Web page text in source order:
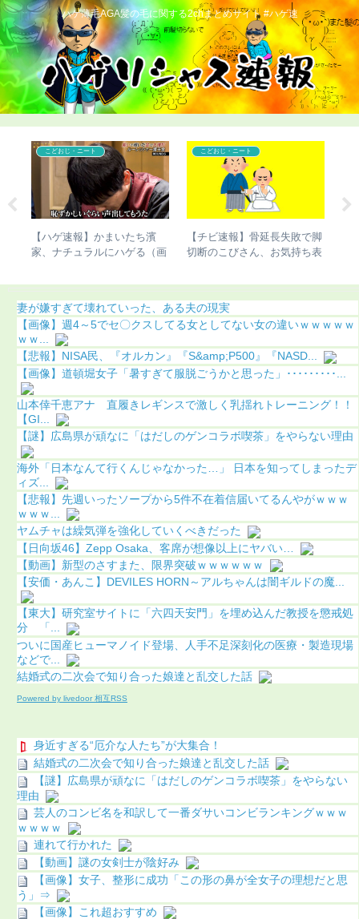
ハゲ薄毛AGA髪の毛に関する2chまとめサイト #ハゲ速
こどおじ・ニート
【ハゲ速報】かまいたち濱
家、ナチュラルにハゲる（画
こどおじ・ニート
【チビ速報】骨延長失敗で脚
切断のこびさん、お気持ち表
妻が嫌すぎて壊れていった、ある夫の現実
【画像】週4～5でセ〇クスしてる女としてない女の違いｗｗｗｗｗ
ｗｗ...
【悲報】NISA民、『オルカン』『S&amp;P500』『NASD...
【画像】道頓堀女子「暑すぎて服脱ごうかと思った」･････････...
山本倖千恵アナ 直履きレギンスで激しく乳揺れトレーニング！！
【GI...
【謎】広島県が頑なに「はだしのゲンコラボ喫茶」をやらない理由
海外「日本なんて行くんじゃなかった…」 日本を知ってしまったデ
ィズ...
【悲報】先週いったソープから5件不在着信届いてるんやがｗｗｗ
ｗｗｗ...
ヤムチャは繰気弾を強化していくべきだった
【日向坂46】Zepp Osaka、客席が想像以上にヤバい…
【動画】新型のさすまた、限界突破ｗｗｗｗｗｗ
【安価・あんこ】DEVILES HORN～アルちゃんは闇ギルドの魔...
【東大】研究室サイトに「六四天安門」を埋め込んだ教授を懲戒処
分 「...
ついに国産ヒューマノイド登場、人手不足深刻化の医療・製造現場
などで...
結婚式の二次会で知り合った娘達と乱交した話
Powered by livedoor 相互RSS
身近すぎる“厄介な人たち”が大集合！
結婚式の二次会で知り合った娘達と乱交した話
【謎】広島県が頑なに「はだしのゲンコラボ喫茶」をやらない
理由
芸人のコンビ名を和訳して一番ダサいコンビランキングｗｗｗ
ｗｗｗｗ
連れて行かれた
【動画】謎の女剣士が陰好み
【画像】女子、整形に成功「この形の鼻が全女子の理想だと思
う」⇒
【画像】これ超おすすめ